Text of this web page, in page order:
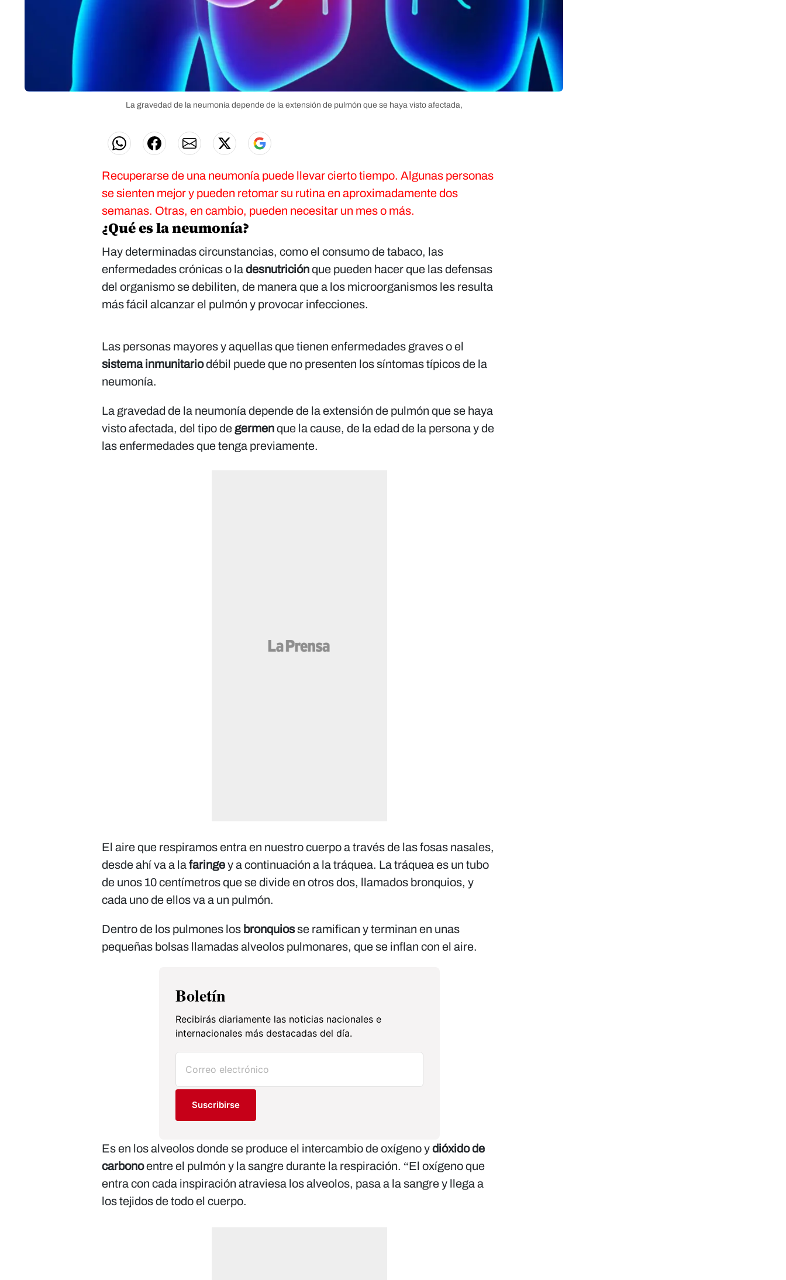
La gravedad de la neumonía depende de la extensión de pulmón que se haya visto afectada,
Recuperarse de una neumonía puede llevar cierto tiempo. Algunas personas
se sienten mejor y pueden retomar su rutina en aproximadamente dos
semanas. Otras, en cambio, pueden necesitar un mes o más.
¿Qué es la neumonía?
Hay determinadas circunstancias, como el consumo de tabaco, las
enfermedades crónicas o ladesnutriciónque pueden hacer que las defensas
del organismo se debiliten, de manera que a los microorganismos les resulta
más fácil alcanzar el pulmón y provocar infecciones.
Las personas mayores y aquellas que tienen enfermedades graves o el
sistema inmunitariodébil puede que no presenten los síntomas típicos de la
neumonía.
La gravedad de la neumonía depende de la extensión de pulmón que se haya
visto afectada, del tipo de germenque la cause, de la edad de la persona y de
las enfermedades que tenga previamente.
El aire que respiramos entra en nuestro cuerpo a través de las fosas nasales,
desde ahí va a lafaringey a continuación a la tráquea. La tráquea es un tubo
de unos 10 centímetros que se divide en otros dos, llamados bronquios, y
cada uno de ellos va a un pulmón.
Dentro de los pulmones los bronquiosse ramifican y terminan en unas
pequeñas bolsas llamadas alveolos pulmonares, que se inflan con el aire.
Boletín
Recibirás diariamente las noticias nacionales e
internacionales más destacadas del día.
Suscribirse
Es en los alveolos donde se produce el intercambio de oxígeno ydióxido de
carbonoentre el pulmón y la sangre durante la respiración. “El oxígeno que
entra con cada inspiración atraviesa los alveolos, pasa a la sangre y llega a
los tejidos de todo el cuerpo.